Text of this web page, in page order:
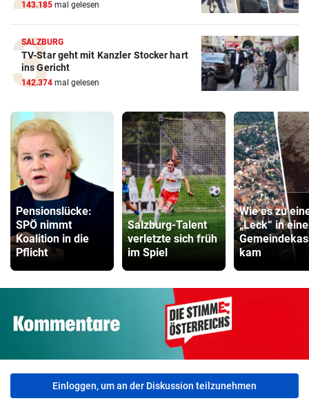
143.185 mal gelesen
SALZBURG
TV-Star geht mit Kanzler Stocker hart
ins Gericht
142.374 mal gelesen
Pensionslücke:
SPÖ nimmt
Koalition in die
Pflicht
Salzburg-Talent
verletzte sich früh
im Spiel
Wie es zu
„Leck“ in
kam
Einloggen, um an der Diskussion teilzunehmen